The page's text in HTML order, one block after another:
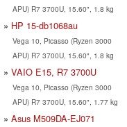
APU) R7 3700U, 15.60", 1.8 kg
HP 15-db1068au
Vega 10, Picasso (Ryzen 3000
APU) R7 3700U, 15.60", 1.8 kg
VAIO E15, R7 3700U
Vega 10, Picasso (Ryzen 3000
APU) R7 3700U, 15.60", 1.77 kg
Asus M509DA-EJ071